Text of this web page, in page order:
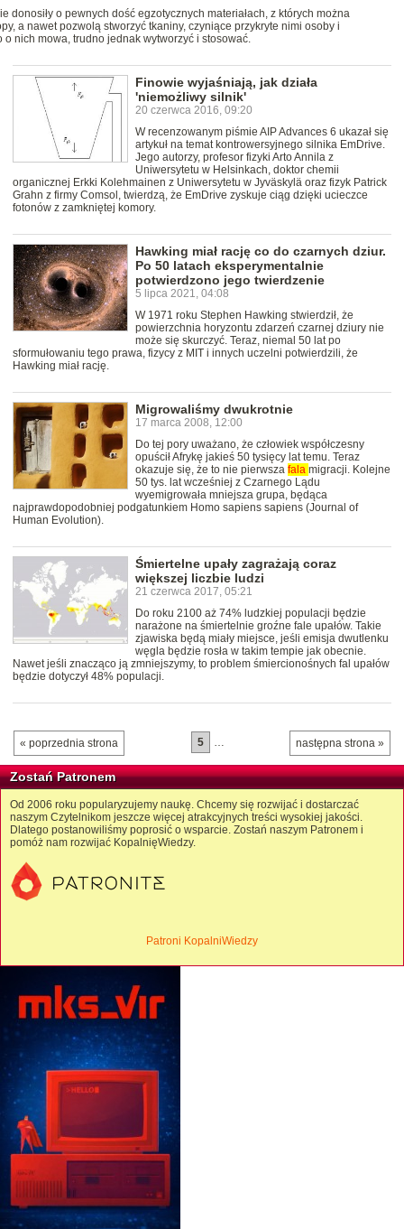
donosiły o pewnych dość egzotycznych materiałach, z których można
a nawet pozwolą stworzyć tkaniny, czyniące przykryte nimi osoby i
nich mowa, trudno jednak wytworzyć i stosować.
Finowie wyjaśniają, jak działa
'niemożliwy silnik'
20 czerwca 2016, 09:20
W recenzowanym piśmie AIP Advances 6 ukazał się
artykuł na temat kontrowersyjnego silnika EmDrive.
Jego autorzy, profesor fizyki Arto Annila z
Uniwersytetu w Helsinkach, doktor chemii
organicznej Erkki Kolehmainen z Uniwersytetu w Jyväskylä oraz fizyk Patrick
Grahn z firmy Comsol, twierdzą, że EmDrive zyskuje ciąg dzięki ucieczce
fotonów z zamkniętej komory.
Hawking miał rację co do czarnych dziur.
Po 50 latach eksperymentalnie
potwierdzono jego twierdzenie
5 lipca 2021, 04:08
W 1971 roku Stephen Hawking stwierdził, że
powierzchnia horyzontu zdarzeń czarnej dziury nie
może się skurczyć. Teraz, niemal 50 lat po
sformułowaniu tego prawa, fizycy z MIT i innych uczelni potwierdzili, że
Hawking miał rację.
Migrowaliśmy dwukrotnie
17 marca 2008, 12:00
Do tej pory uważano, że człowiek współczesny
opuścił Afrykę jakieś 50 tysięcy lat temu. Teraz
okazuje się, że to nie pierwsza fala migracji. Kolejne
50 tys. lat wcześniej z Czarnego Lądu
wyemigrowała mniejsza grupa, będąca
najprawdopodobniej podgatunkiem Homo sapiens sapiens (Journal of
Human Evolution).
Śmiertelne upały zagrażają coraz
większej liczbie ludzi
21 czerwca 2017, 05:21
Do roku 2100 aż 74% ludzkiej populacji będzie
narażone na śmiertelnie groźne fale upałów. Takie
zjawiska będą miały miejsce, jeśli emisja dwutlenku
węgla będzie rosła w takim tempie jak obecnie.
Nawet jeśli znacząco ją zmniejszymy, to problem śmiercionośnych fal upałów
będzie dotyczył 48% populacji.
« poprzednia strona następna strona »
5 …
Zostań Patronem
Od 2006 roku popularyzujemy naukę. Chcemy się rozwijać i dostarczać
naszym Czytelnikom jeszcze więcej atrakcyjnych treści wysokiej jakości.
Dlatego postanowiliśmy poprosić o wsparcie. Zostań naszym Patronem i
pomóż nam rozwijać KopalnięWiedzy.
Patroni KopalniWiedzy